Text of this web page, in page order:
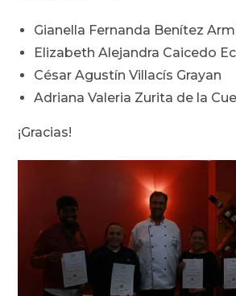
Gianella Fernanda Benítez
Elizabeth Alejandra Caicedo
César Agustín Villacís Grayan
Adriana Valeria Zurita de la
¡Gracias!